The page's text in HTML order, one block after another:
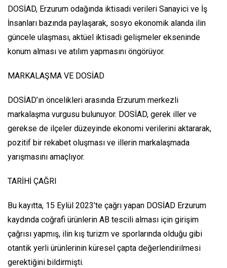
DOSİAD, Erzurum odağında iktisadi verileri Sanayici ve İş
İnsanları bazında paylaşarak, sosyo ekonomik alanda ilin
güncele ulaşması, aktüel iktisadi gelişmeler ekseninde
konum alması ve atılım yapmasını öngörüyor.
MARKALAŞMA VE DOSİAD
DOSİAD’ın öncelikleri arasında Erzurum merkezli
markalaşma vurgusu bulunuyor. DOSİAD, gerek iller ve
gerekse de ilçeler düzeyinde ekonomi verilerini aktararak,
pozitif bir rekabet oluşması ve illerin markalaşmada
yarışmasını amaçlıyor.
TARİHİ ÇAĞRI
Bu kayıtta, 15 Eylül 2023’te çağrı yapan DOSİAD Erzurum
kaydında coğrafi ürünlerin AB tescili alması için girişim
çağrısı yapmış, ilin kış turizm ve sporlarında olduğu gibi
otantik yerli ürünlerinin küresel çapta değerlendirilmesi
gerektiğini bildirmişti.